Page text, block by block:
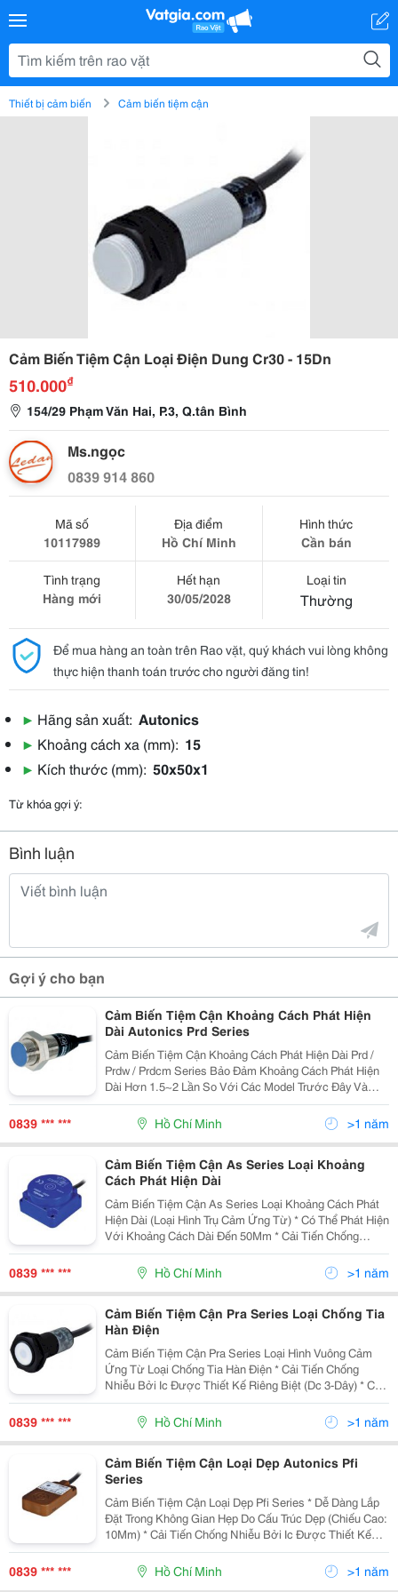
Thiết bị cảm biến Cảm biến tiệm cận
Cảm Biến Tiệm Cận Loại Điện Dung Cr30 - 15Dn
510.000₫
154/29 Phạm Văn Hai, P.3, Q.tân Bình
Ms.ngọc
0839 914 860
Mã số
10117989
Địa điểm
Hồ Chí Minh
Hình thức
Cần bán
Tình trạng
Hàng mới
Hết hạn
30/05/2028
Loại tin
Thường
Để mua hàng an toàn trên Rao vặt, quý khách vui lòng không
thực hiện thanh toán trước cho người đăng tin!
▶ Hãng sản xuất: Autonics
▶ Khoảng cách xa (mm): 15
▶ Kích thước (mm): 50x50x1
Từ khóa gợi ý:
Bình luận
Gợi ý cho bạn
Cảm Biến Tiệm Cận Khoảng Cách Phát Hiện
Dài Autonics Prd Series
Cảm Biến Tiệm Cận Khoảng Cách Phát Hiện Dài Prd /
Prdw / Prdcm Series Bảo Đảm Khoảng Cách Phát Hiện
Dài Hơn 1.5~2 Lần So Với Các Model Trước Đây Và
Thực Hiện Với Đặc Tính Chống Nhiễu Siêu Đẳng Bậc
Nhất Thế Giới Bằng Ic Được Thiết Kế Chuyên Dụng.
0839 *** *** Hồ Chí Minh >1 năm
Cảm Biến Tiệm Cận As Series Loại Khoảng
Cách Phát Hiện Dài
Cảm Biến Tiệm Cận As Series Loại Khoảng Cách Phát
Hiện Dài (Loại Hình Trụ Cảm Ứng Từ) * Có Thể Phát Hiện
Với Khoảng Cách Dài Đến 50Mm * Cải Tiến Chống
Nhiễu Bởi Ic Được Thiết Kế Riêng Biệt * Có Mạch Bảo
Vệ Nối Ngược Cực Nguồn, Quá Áp, Quá Dòng
0839 *** *** Hồ Chí Minh >1 năm
Cảm Biến Tiệm Cận Pra Series Loại Chống Tia
Hàn Điện
Cảm Biến Tiệm Cận Pra Series Loại Hình Vuông Cảm
Ứng Từ Loại Chống Tia Hàn Điện * Cải Tiến Chống
Nhiễu Bởi Ic Được Thiết Kế Riêng Biệt (Dc 3-Dây) * Có
Mạch Bảo Vệ Nối Ngược Cực Nguồn (Dc 3-Dây) * Có
Mạch Bảo Vệ Quá Áp (Dc/Ac) * Có Mạch Bảo Vệ Q
0839 *** *** Hồ Chí Minh >1 năm
Cảm Biến Tiệm Cận Loại Dẹp Autonics Pfi
Series
Cảm Biến Tiệm Cận Loại Dẹp Pfi Series * Dễ Dàng Lắp
Đặt Trong Không Gian Hẹp Do Cấu Trúc Dẹp (Chiếu Cao:
10Mm) * Cải Tiến Chống Nhiễu Bởi Ic Được Thiết Kế
Riêng Biệt (Dc) * Có Mạch Bảo Vệ Nối Ngược Cực
Nguồn, Bảo Vệ Quá Áp, Mạch Bảo Vệ Quá Dòng
0839 *** *** Hồ Chí Minh >1 năm